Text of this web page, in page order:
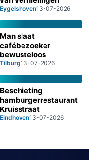
Eygelshoven13-07-2026
Man slaat
cafébezoeker
bewusteloos
Tilburg13-07-2026
Beschieting
hamburgerrestaurant
Kruisstraat
Eindhoven13-07-2026